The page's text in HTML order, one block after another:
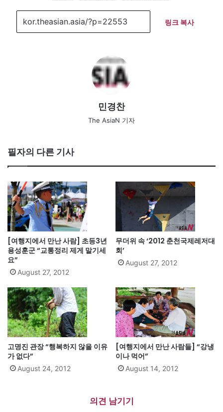
링크 복사
민경찬
The AsiaN 기자
필자의 다른 기사
[여행지에서 만난 사람] 초등3년
용성훈군 “교통정리 제게 맡기세
요”
August 27, 2012
무더위 속 ‘2012 춘천국제레저대
회’
August 27, 2012
고명진 관장 “행복하지 않을 이유
가 없다”
August 24, 2012
[여행지에서 만난 사람들] “강냉
이나 먹어”
August 14, 2012
의견 남기기